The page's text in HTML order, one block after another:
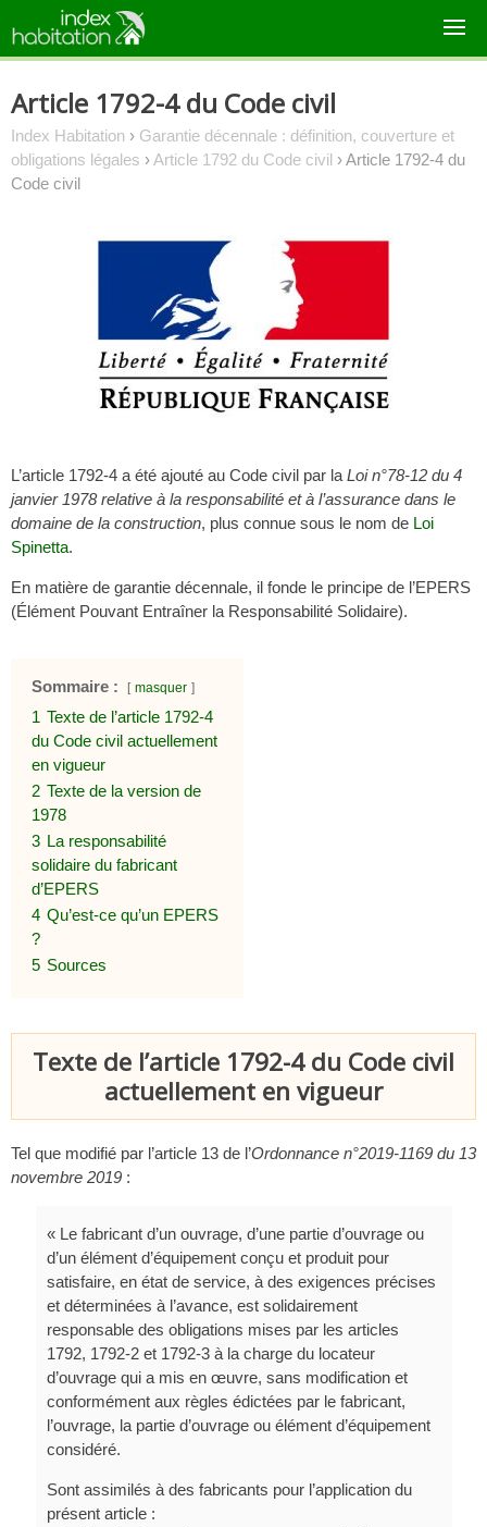
content
Article 1792-4 du Code civil
Index Habitation › Garantie décennale : définition, couverture et
obligations légales ›Article 1792 du Code civil ›Article 1792-4 du
Code civil
L’article 1792-4 a été ajouté au Code civil par la Loi n°78-12 du 4
janvier 1978 relative à la responsabilité et à l’assurance dans le
domaine de la construction, plus connue sous le nom de Loi
Spinetta.
En matière de garantie décennale, il fonde le principe de l’EPERS
(Élément Pouvant Entraîner la Responsabilité Solidaire).
Sommaire : masquer
1 Texte de l’article 1792-4
du Code civil actuellement
en vigueur
2 Texte de la version de
1978
3 La responsabilité
solidaire du fabricant
d’EPERS
4 Qu’est-ce qu’un EPERS
?
5 Sources
Texte de l’article 1792-4 du Code civil
actuellement en vigueur
Tel que modifié par l’article 13 de l’Ordonnance n°2019-1169 du 13
novembre 2019 :
« Le fabricant d’un ouvrage, d’une partie d’ouvrage ou
d’un élément d’équipement conçu et produit pour
satisfaire, en état de service, à des exigences précises
et déterminées à l’avance, est solidairement
responsable des obligations mises par les articles
1792, 1792-2 et 1792-3 à la charge du locateur
d’ouvrage qui a mis en œuvre, sans modification et
conformément aux règles édictées par le fabricant,
l’ouvrage, la partie d’ouvrage ou élément d’équipement
considéré.
Sont assimilés à des fabricants pour l’application du
présent article :